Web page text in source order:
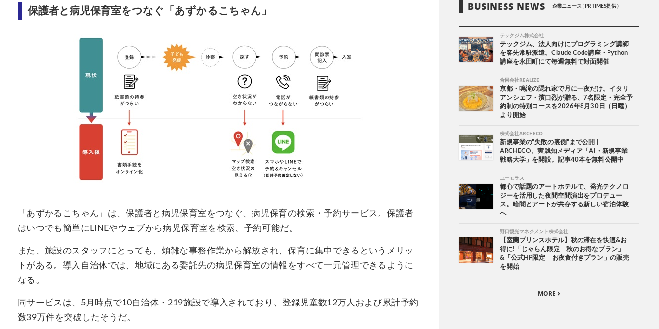
保護者と病児保育室をつなぐ「あずかるこちゃん」
「あずかるこちゃん」は、保護者と病児保育室をつなぐ、病児保育の検索・予約サービス。保護者
はいつでも簡単にLINEやウェブから病児保育室を検索、予約可能だ。
また、施設のスタッフにとっても、煩雑な事務作業から解放され、保育に集中できるというメリッ
トがある。導入自治体では、地域にある委託先の病児保育室の情報をすべて一元管理できるように
なる。
同サービスは、5月時点で10自治体・219施設で導入されており、登録児童数12万人および累計予約
数39万件を突破したそうだ。
BUSINESS NEWS 企業ニュース ( PR TIMES提供 )
テックジム株式会社
テックジム、法人向けにプログラミング講師
を客先常駐派遣。Claude Code講座・Python
講座を永田町にて毎週無料で対面開催
合同会社REALIZE
京都・鳴滝の隠れ家で月に一夜だけ。イタリ
アンシェフ・濱口烈が贈る、7名限定・完全予
約制の特別コースを2026年8月30日（日曜）
より開始
株式会社ARCHECO
新規事業の"失敗の裏側"まで公開 |
ARCHECO、実践知メディア「AI・新規事業
戦略大学」を開設。記事40本を無料公開中
ユーモラス
都心で話題のアートホテルで、発光テクノロ
ジーを活用した夜間空間演出をプロデュー
ス。暗闇とアートが共存する新しい宿泊体験
へ
野口観光マネジメント株式会社
【室蘭プリンスホテル】秋の滞在を快適&お
得に!「じゃらん限定 秋のお得なプラン」
&「公式HP限定 お夜食付きプラン」の販売
を開始
MORE